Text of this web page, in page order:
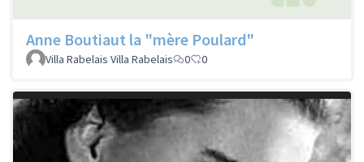
Anne Boutiaut la "mère Poulard"
Villa Rabelais Villa Rabelais 0 0